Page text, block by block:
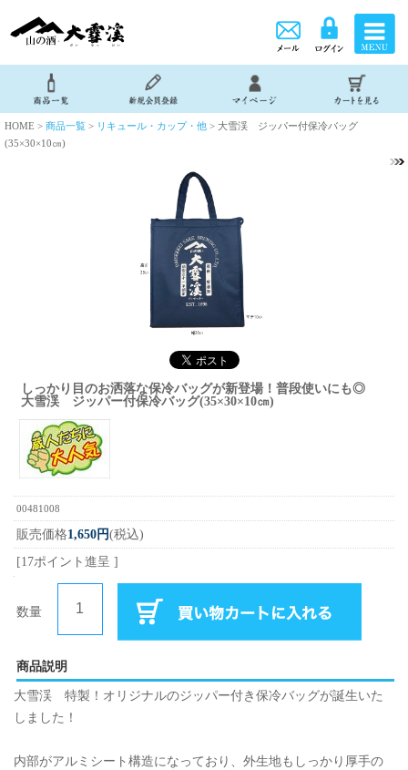
HOME > 商品一覧 > リキュール・カップ・他 > 大雪渓 ジッパー付保冷バッグ
(35×30×10㎝)
しっかり目のお洒落な保冷バッグが新登場！普段使いにも◎
大雪渓 ジッパー付保冷バッグ(35×30×10㎝)
00481008
販売価格1,650円(税込)
[17ポイント進呈 ]
数量
商品説明
大雪渓 特製！オリジナルのジッパー付き保冷バッグが誕生いた
しました！
内部がアルミシート構造になっており、外生地もしっかり厚手の